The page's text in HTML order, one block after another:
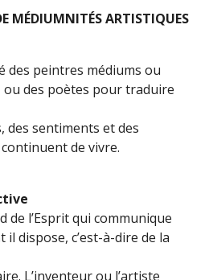
MÉDIUMNITÉS ARTISTIQUES
des peintres médiums ou
des poètes pour traduire
des sentiments et des
de vivre.
de l’Esprit qui communique
il dispose, c’est-à-dire de la
L’inventeur ou l’artiste